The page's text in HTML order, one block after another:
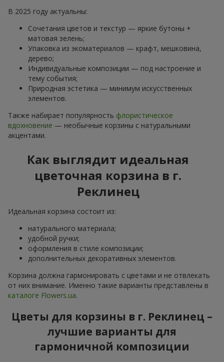
В 2025 году актуальны:
Сочетания цветов и текстур — яркие бутоны +
матовая зелень;
Упаковка из экоматериалов — крафт, мешковина,
дерево;
Индивидуальные композиции — под настроение и
тему события;
Природная эстетика — минимум искусственных
элементов.
Также набирает популярность флористическое
вдохновение — необычные корзины с натуральными
акцентами.
Как выглядит идеальная
цветочная корзина в г.
Реклинец
Идеальная корзина состоит из:
натурального материала;
удобной ручки;
оформления в стиле композиции;
дополнительных декоративных элементов.
Корзина должна гармонировать с цветами и не отвлекать
от них внимание. Именно такие варианты представлены в
каталоге Flowers.ua.
Цветы для корзины в г. Реклинец –
лучшие варианты для
гармоничной композиции